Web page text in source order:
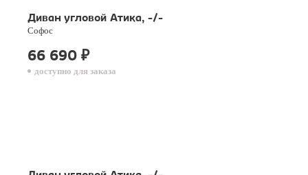
Диван угловой Атика, -/-
Софос
66 690 ₽
доступно для заказа